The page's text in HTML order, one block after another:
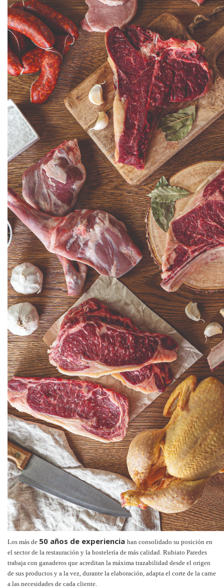
Los más de 50 años de experiencia han consolidado su posición en
el sector de la restauración y la hostelería de más calidad. Rubiato Paredes
trabaja con ganaderos que acreditan la máxima trazabilidad desde el origen
de sus productos y a la vez, durante la elaboración, adapta el corte de la carne
a las necesidades de cada cliente.